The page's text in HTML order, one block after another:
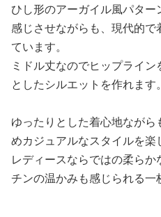
ひし形のアーガイル風パタ
感じさせながらも、現代的
ています。
ミドル丈なのでヒップライ
としたシルエットを作れます。
ゆったりとした着心地なが
めカジュアルなスタイルを楽
レディースならではの柔ら
チンの温かみも感じられる一